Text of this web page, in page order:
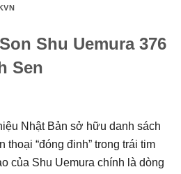
Shu Uemura 376
Sen
Nhật Bản sở hữu danh sách
“đóng đinh” trong trái tim
của Shu Uemura chính là dòng